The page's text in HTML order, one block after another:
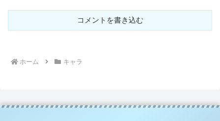
コメントを書き込む
ホーム キャラ